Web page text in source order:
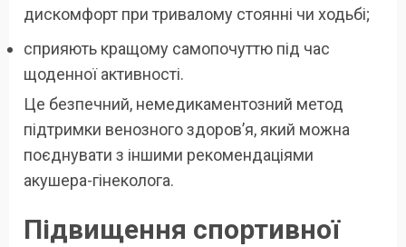
дискомфорт при тривалому стоянні чи ходьбі;
сприяють кращому самопочуттю під час
щоденної активності.
Це безпечний, немедикаментозний метод
підтримки венозного здоров’я, який можна
поєднувати з іншими рекомендаціями
акушера-гінеколога.
Підвищення спортивної